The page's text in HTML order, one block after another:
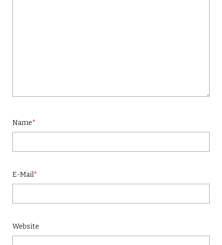
Name*
E-Mail*
Website